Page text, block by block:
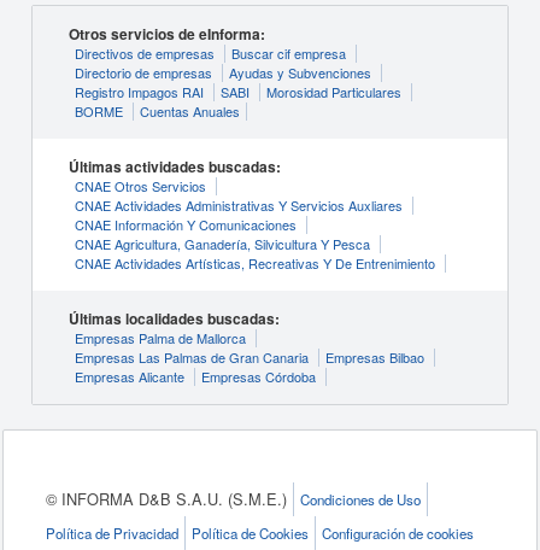
Otros servicios de eInforma:
Directivos de empresas
Buscar cif empresa
Directorio de empresas
Ayudas y Subvenciones
Registro Impagos RAI
SABI
Morosidad Particulares
BORME
Cuentas Anuales
Últimas actividades buscadas:
CNAE Otros Servicios
CNAE Actividades Administrativas Y Servicios Auxliares
CNAE Información Y Comunicaciones
CNAE Agricultura, Ganadería, Silvicultura Y Pesca
CNAE Actividades Artísticas, Recreativas Y De Entrenimiento
Últimas localidades buscadas:
Empresas Palma de Mallorca
Empresas Las Palmas de Gran Canaria
Empresas Bilbao
Empresas Alicante
Empresas Córdoba
© INFORMA D&B S.A.U. (S.M.E.)
Condiciones de Uso
Política de Privacidad
Política de Cookies Configuración de cookies